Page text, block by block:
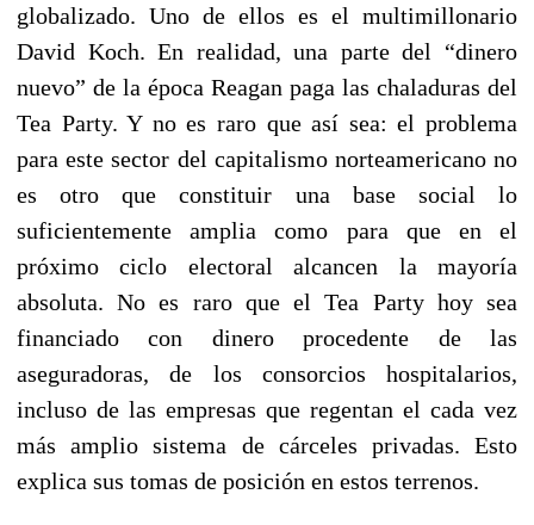
globalizado. Uno de ellos es el multimillonario
David Koch. En realidad, una parte del “dinero
nuevo” de la época Reagan paga las chaladuras del
Tea Party. Y no es raro que así sea: el problema
para este sector del capitalismo norteamericano no
es otro que constituir una base social lo
suficientemente amplia como para que en el
próximo ciclo electoral alcancen la mayoría
absoluta. No es raro que el Tea Party hoy sea
financiado con dinero procedente de las
aseguradoras, de los consorcios hospitalarios,
incluso de las empresas que regentan el cada vez
más amplio sistema de cárceles privadas. Esto
explica sus tomas de posición en estos terrenos.